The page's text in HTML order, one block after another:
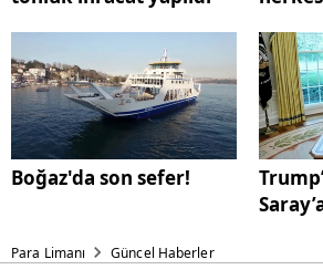
Boğaz'da son sefer!
Para Limanı Güncel Haberler